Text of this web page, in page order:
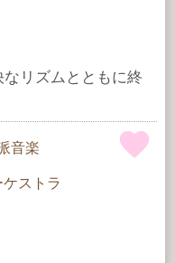
リズムとともに終
音楽
ストラ